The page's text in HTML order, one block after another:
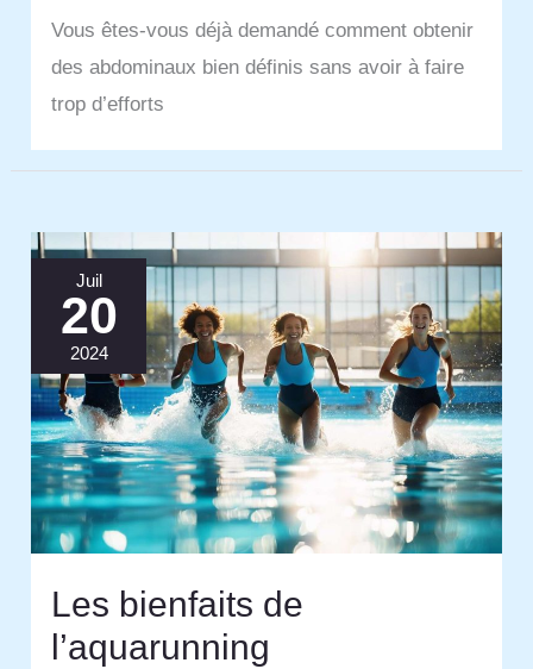
Vous êtes-vous déjà demandé comment obtenir
des abdominaux bien définis sans avoir à faire
trop d’efforts
Juil
20
2024
Les bienfaits de
l’aquarunning